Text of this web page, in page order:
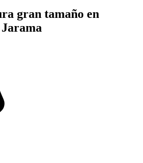
gran tamaño en